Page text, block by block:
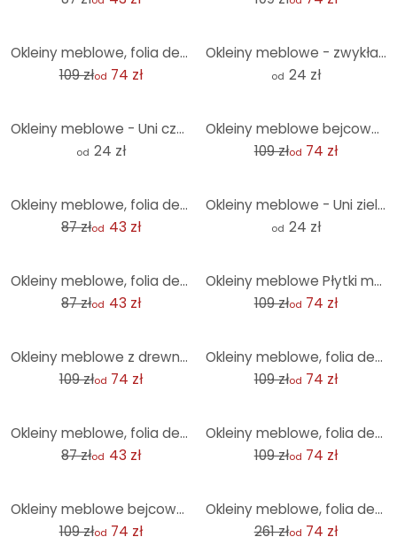
Okleiny meblowe, folia dekoracyjna - do wycierania - czerwone płytki
109 złod 74 zł
Okleiny meblowe - zwykła limonkowa zieleń
od 24 zł
Okleiny meblowe - Uni czerwony
od 24 zł
Okleiny meblowe bejcowane drewno miętowe
109 złod 74 zł
Okleiny meblowe, folia dekoracyjna - ścieralna - Stare litery 01
87 złod 43 zł
Okleiny meblowe - Uni zielony
od 24 zł
Okleiny meblowe, folia dekoracyjna - do wycierania - Marble 04
87 złod 43 zł
Okleiny meblowe Płytki marokańskie
109 złod 74 zł
Okleiny meblowe z drewna shabby
109 złod 74 zł
Okleiny meblowe, folia dekoracyjna - do wycierania - stokrotki
109 złod 74 zł
Okleiny meblowe, folia dekoracyjna - do wycierania - Marble 03
87 złod 43 zł
Okleiny meblowe, folia dekoracyjna - do wycierania - krople Tribal
109 złod 74 zł
Okleiny meblowe bejcowane na różowo
109 złod 74 zł
Okleiny meblowe, folia dekoracyjna - do wycierania - kolor gradient zielony
261 złod 74 zł